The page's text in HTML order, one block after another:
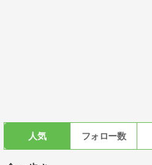
人気 フォロー数